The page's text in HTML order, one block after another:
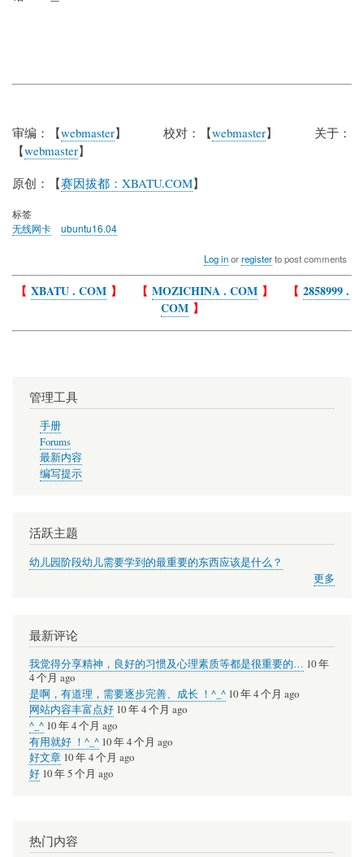
审编：【webmaster】 校对：【webmaster】 关于：
【webmaster】
原创：【赛因拔都：XBATU.COM】
标签
无线网卡
ubuntu16.04
Log inorregisterto post comments
【 XBATU . COM】 【 MOZICHINA . COM】 【 2858999 .
COM】
管理工具
手册
Forums
最新内容
编写提示
活跃主题
幼儿园阶段幼儿需要学到的最重要的东西应该是什么？
更多
最新评论
我觉得分享精神，良好的习惯及心理素质等都是很重要的… 10 年
4 个月 ago
是啊，有道理，需要逐步完善、成长 ！^_^ 10 年 4 个月 ago
网站内容丰富点好 10 年 4 个月 ago
^_^ 10 年 4 个月 ago
有用就好 ！^_^ 10 年 4 个月 ago
好文章 10 年 4 个月 ago
好 10 年 5 个月 ago
热门内容